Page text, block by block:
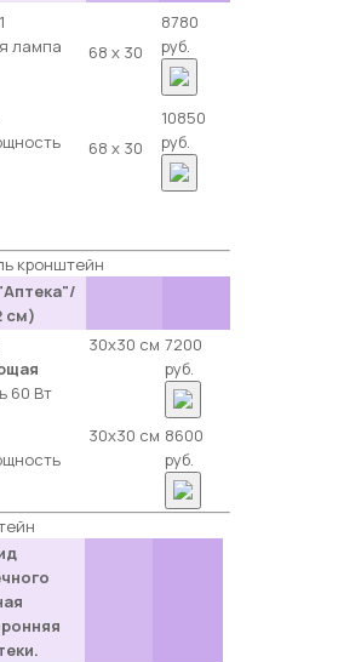
1
лампа
68 х 30
8780
руб.
68 х 30
10850
руб.
см)
60 Вт
30х30 см 7200
руб.
30х30 см 8600
руб.